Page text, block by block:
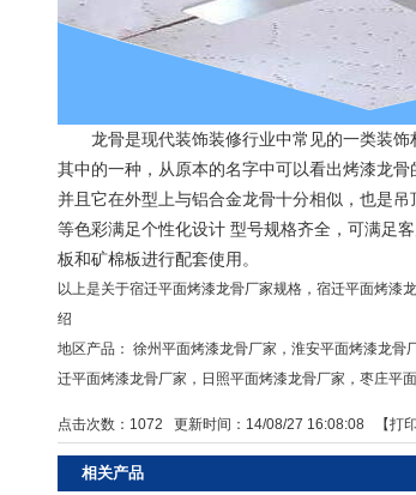
龙骨是现代装饰装修行业中常见的一类装饰
其中的一种，从原本的名字中可以看出烤漆龙
并且它在外型上与铝合金龙骨十分相似，也是
等色彩满足个性化设计 型号规格齐全，可满足
板和矿棉板进行配套使用。
以上是关于宿迁平面烤漆龙骨厂家规格，宿迁平面烤漆
绍
地区产品：徐州平面烤漆龙骨厂家 ，淮安平面烤漆龙骨
迁平面烤漆龙骨厂家 ， 日照平面烤漆龙骨厂家 ，枣庄平
点击次数： 1072 更新时间：14/08/27 16:08:08 【打
相关产品